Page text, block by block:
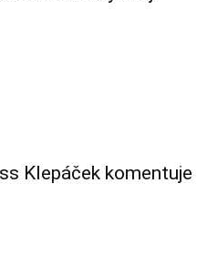
Klepáček komentuje